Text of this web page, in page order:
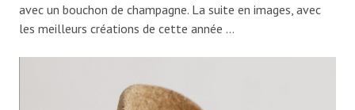
avec un bouchon de champagne. La suite en images, avec
les meilleurs créations de cette année …